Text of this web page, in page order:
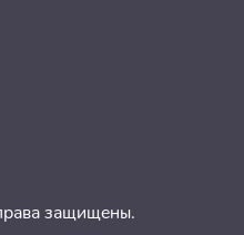
защищены.